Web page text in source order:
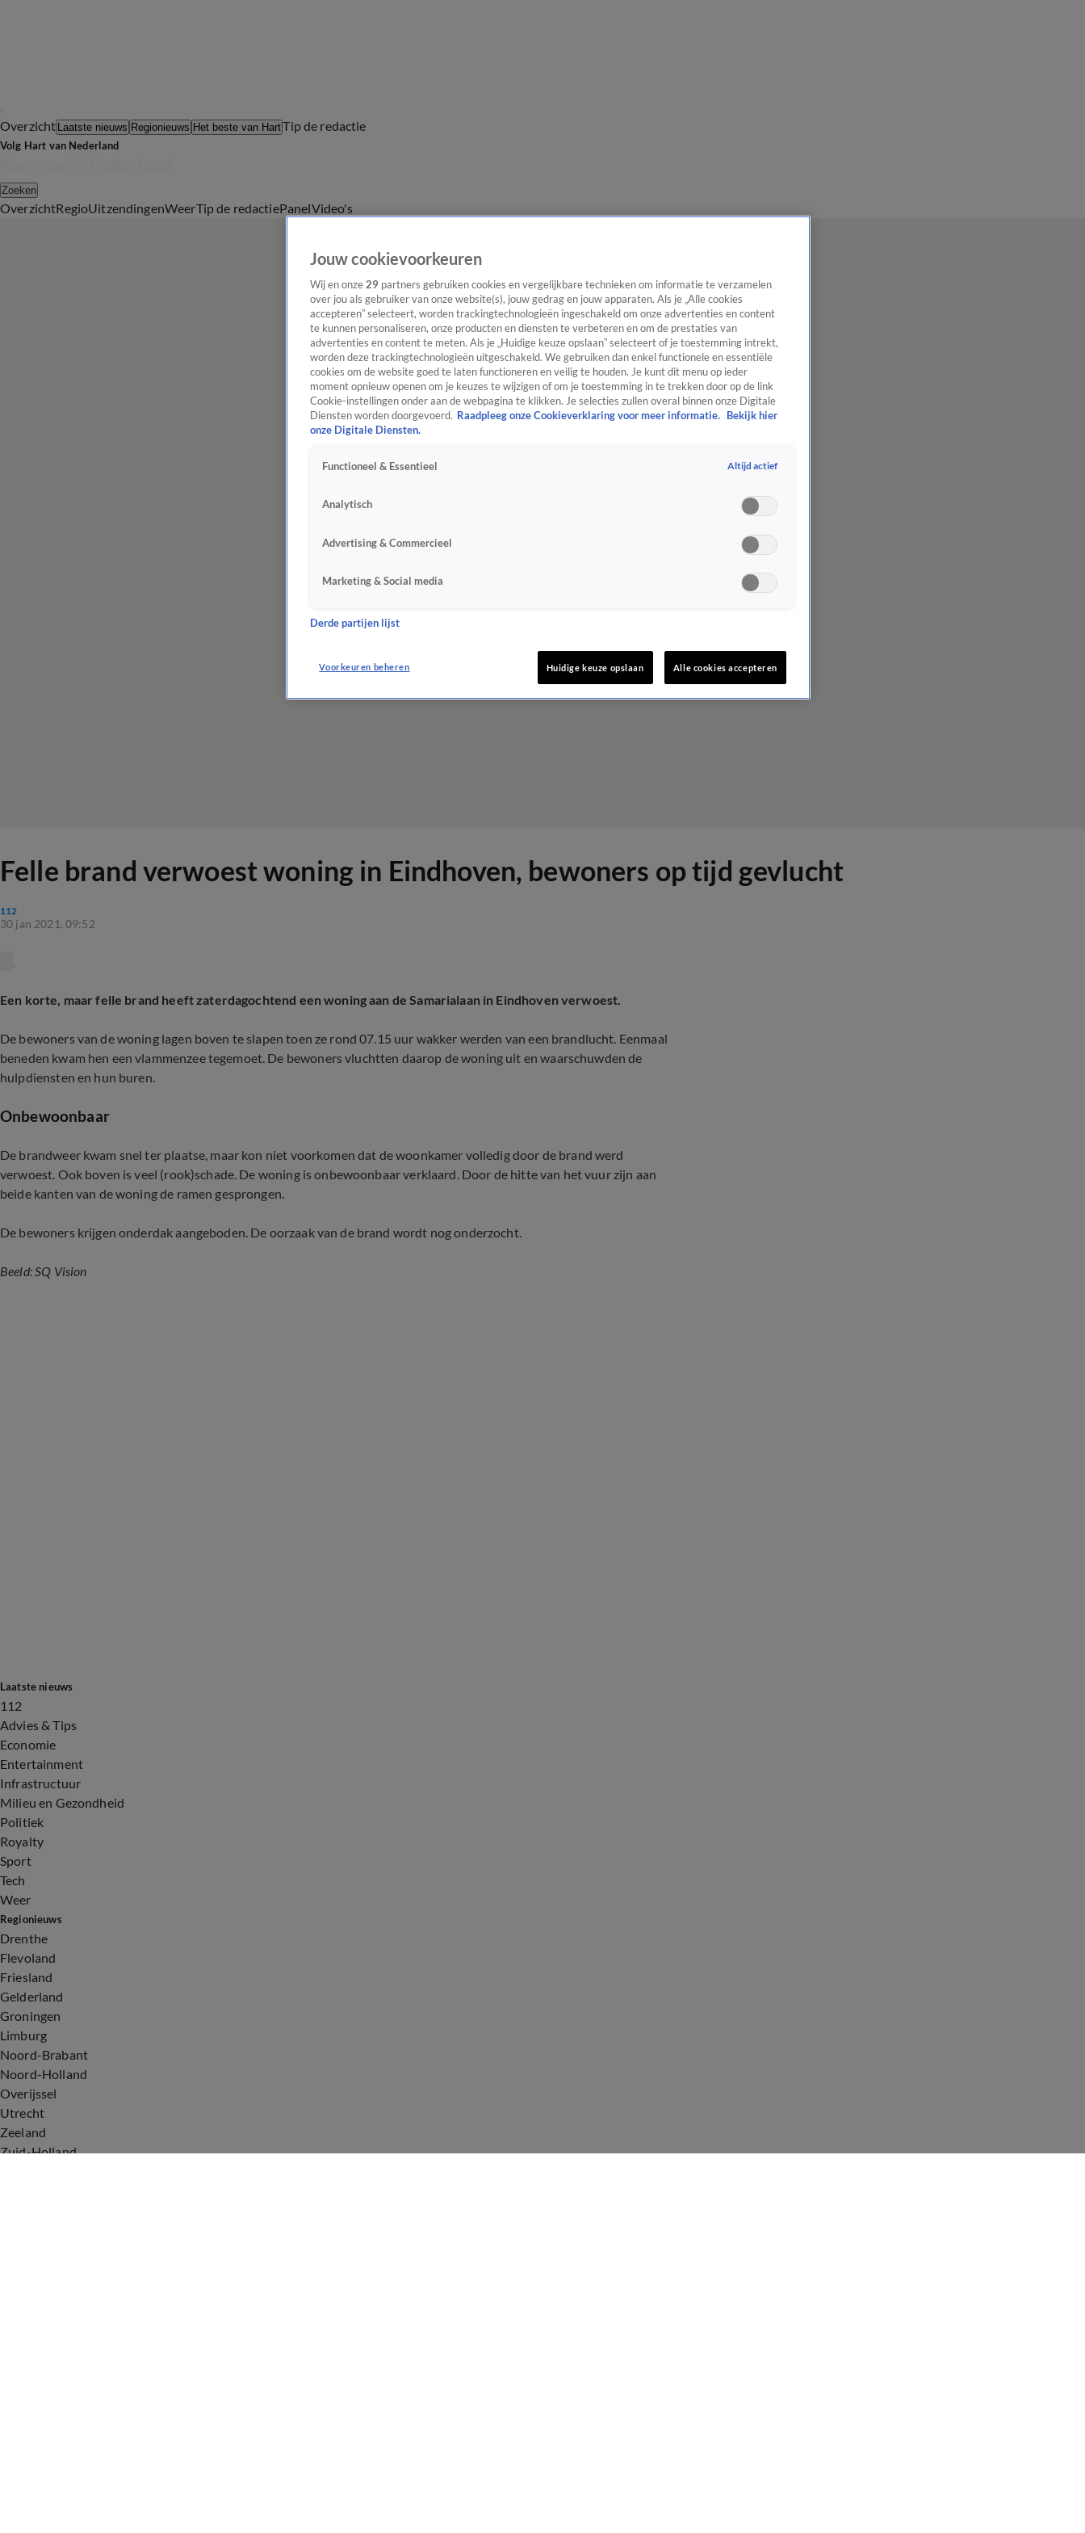
Overzicht Laatste nieuws Regionieuws Het beste van HartTip de redactie
Volg Hart van Nederland
Zoeken
OverzichtRegioUitzendingenWeerTip de redactiePanelVideo's
Felle brand verwoest woning in Eindhoven, bewoners op tijd gevlucht
112
30 jan 2021, 09:52
Een korte, maar felle brand heeft zaterdagochtend een woning aan de Samarialaan in Eindhoven verwoest.
De bewoners van de woning lagen boven te slapen toen ze rond 07.15 uur wakker werden van een brandlucht. Eenmaal
beneden kwam hen een vlammenzee tegemoet. De bewoners vluchtten daarop de woning uit en waarschuwden de
hulpdiensten en hun buren.
Onbewoonbaar
De brandweer kwam snel ter plaatse, maar kon niet voorkomen dat de woonkamer volledig door de brand werd
verwoest. Ook boven is veel (rook)schade. De woning is onbewoonbaar verklaard. Door de hitte van het vuur zijn aan
beide kanten van de woning de ramen gesprongen.
De bewoners krijgen onderdak aangeboden. De oorzaak van de brand wordt nog onderzocht.
Beeld: SQ Vision
Laatste nieuws
112
Advies & Tips
Economie
Entertainment
Infrastructuur
Milieu en Gezondheid
Politiek
Royalty
Sport
Tech
Weer
Regionieuws
Drenthe
Flevoland
Friesland
Gelderland
Groningen
Limburg
Noord-Brabant
Noord-Holland
Overijssel
Utrecht
Zeeland
Zuid-Holland
Jouw cookievoorkeuren
Wij en onze 29 partners gebruiken cookies en vergelijkbare technieken om informatie te verzamelen
over jou als gebruiker van onze website(s), jouw gedrag en jouw apparaten. Als je „Alle cookies
accepteren” selecteert, worden trackingtechnologieën ingeschakeld om onze advertenties en content
te kunnen personaliseren, onze producten en diensten te verbeteren en om de prestaties van
advertenties en content te meten. Als je „Huidige keuze opslaan” selecteert of je toestemming intrekt,
worden deze trackingtechnologieën uitgeschakeld. We gebruiken dan enkel functionele en essentiële
cookies om de website goed te laten functioneren en veilig te houden. Je kunt dit menu op ieder
moment opnieuw openen om je keuzes te wijzigen of om je toestemming in te trekken door op de link
Cookie-instellingen onder aan de webpagina te klikken. Je selecties zullen overal binnen onze Digitale
Diensten worden doorgevoerd. Raadpleeg onze Cookieverklaring voor meer informatie. Bekijk hier
onze Digitale Diensten.
Functioneel & Essentieel Altijd actief
Analytisch
Advertising & Commercieel
Marketing & Social media
Derde partijen lijst
Voorkeuren beheren Huidige keuze opslaan Alle cookies accepteren